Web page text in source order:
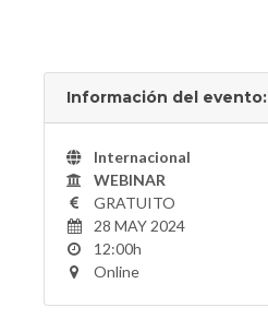
Información del evento:
Internacional
WEBINAR
GRATUITO
28 MAY 2024
12:00h
Online